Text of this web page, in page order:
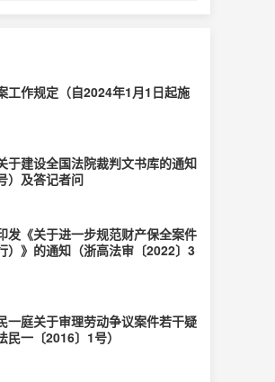
工作规定（自2024年1月1日起施
于建设全国法院裁判文书库的通知
）及答记者问
发《关于进一步规范财产保全案件
）》的通知（浙高法审〔2022〕3
一庭关于审理劳动争议案件若干疑
一〔2016〕1号）